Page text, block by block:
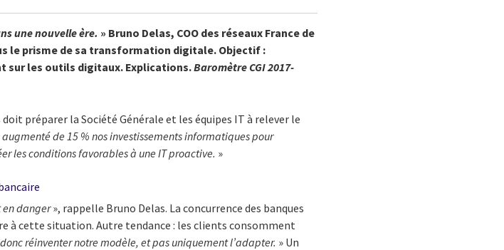
une nouvelle ère. » Bruno Delas, COO des réseaux France de
le prisme de sa transformation digitale. Objectif :
sur les outils digitaux. Explications.Baromètre CGI2017-
préparer la Société Générale et les équipes IT à relever le
augmenté de 15 % nos investissements informatiques pour
les conditions favorables à une IT proactive. »
en danger», rappelle Bruno Delas. La concurrence des banques
à cette situation. Autre tendance : les clients consomment
réinventer notre modèle, et pas uniquement l’adapter. » Un